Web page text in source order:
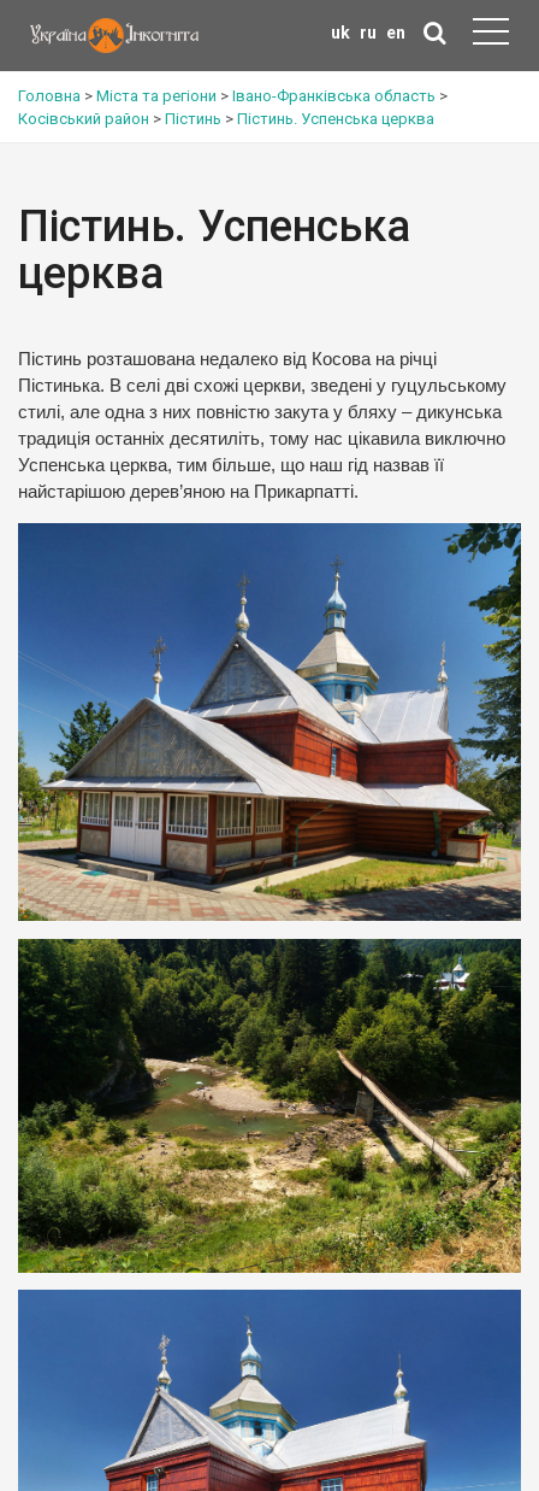
uk ru en
Головна > Міста та регіони > Івано-Франківська область >
Косівський район > Пістинь > Пістинь. Успенська церква
Пістинь. Успенська
церква
Пістинь розташована недалеко від Косова на річці
Пістинька. В селі дві схожі церкви, зведені у гуцульському
стилі, але одна з них повністю закута у бляху – дикунська
традиція останніх десятиліть, тому нас цікавила виключно
Успенська церква, тим більше, що наш гід назвав її
найстарішою дерев’яною на Прикарпатті.